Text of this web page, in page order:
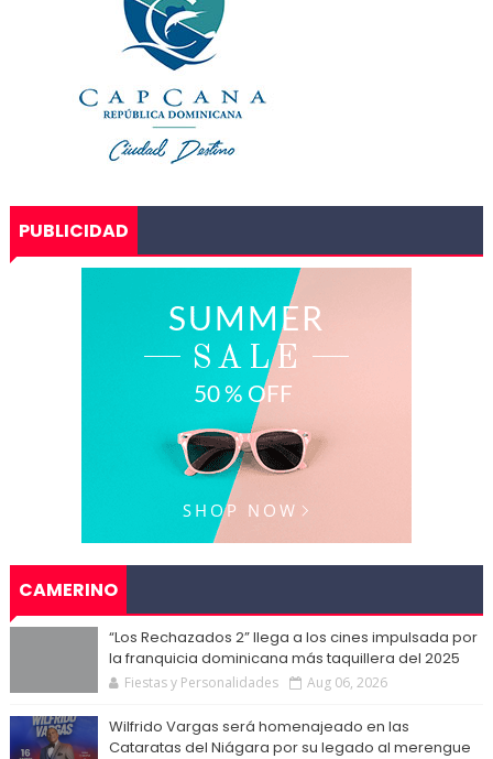
PUBLICIDAD
CAMERINO
“Los Rechazados 2” llega a los cines impulsada por
la franquicia dominicana más taquillera del 2025
Fiestas y Personalidades Aug 06, 2026
Wilfrido Vargas será homenajeado en las
Cataratas del Niágara por su legado al merengue